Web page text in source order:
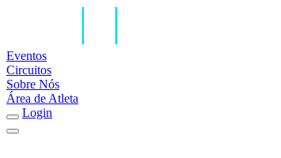
Eventos
Circuitos
Sobre Nós
Área de Atleta
Login